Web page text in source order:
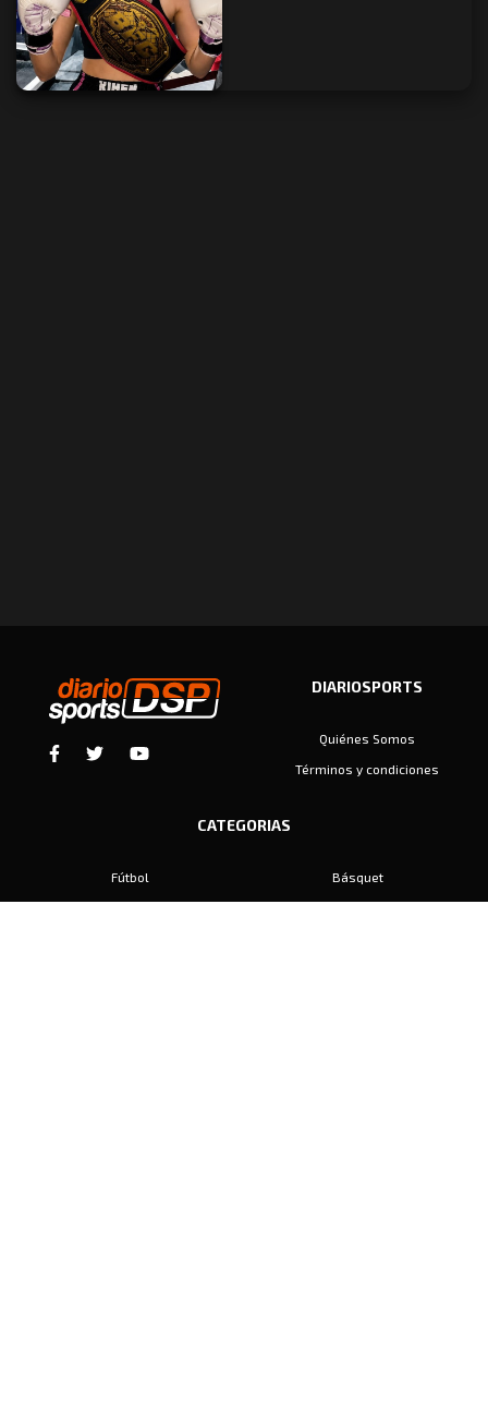
DIARIOSPORTS
Quiénes Somos
Términos y condiciones
CATEGORIAS
Fútbol
Básquet